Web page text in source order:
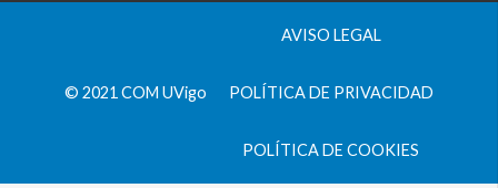
© 2021 COM UVigo
AVISO LEGAL
POLÍTICA DE PRIVACIDAD
POLÍTICA DE COOKIES